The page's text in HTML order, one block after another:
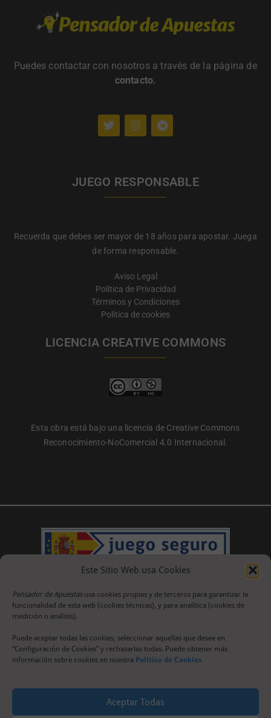
Este Sitio Web usa Cookies
Pensador de Apuestas usa cookies propias y de terceros para garantizar la
funcionalidad de esta web (cookies técnicas), y para analítica (cookies de
medición o análisis).
Puede aceptar todas las cookies, seleccionar aquellas que desee en
“Configuración de Cookies” y rechazarlas todas. Puede obtener más
información sobre cookies en nuestra Política de Cookies
Aceptar Todas
Puedes contactar con nosotros a través de la página de
contacto.
JUEGO RESPONSABLE
Recuerda que debes ser mayor de 18 años para apostar. Juega
de forma responsable.
Aviso Legal
Política de Privacidad
Términos y Condiciones
Política de cookies
LICENCIA CREATIVE COMMONS
Esta obra está bajo una licencia de Creative Commons
Reconocimiento-NoComercial 4.0 Internacional.